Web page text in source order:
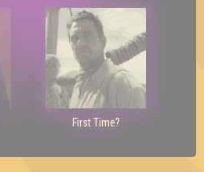
First Time?